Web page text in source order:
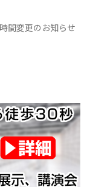
間変更のお知らせ